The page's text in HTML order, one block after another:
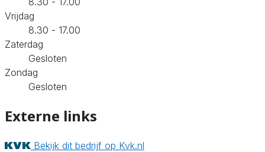
Vrijdag
8.30 - 17.00
Zaterdag
Gesloten
Zondag
Gesloten
Externe links
Bekijk dit bedrijf op Kvk.nl